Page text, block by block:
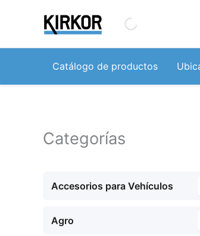
contenido
Catálogo de productos
Categorías
Accesorios para Vehículos
Agro